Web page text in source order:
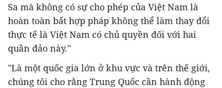
Sa mà không có sự cho phép của Việt Nam là
hoàn toàn bất hợp pháp không thể làm thay đổi
thực tế là Việt Nam có chủ quyền đối với hai
quần đảo này."
"Là một quốc gia lớn ở khu vực và trên thế giới,
chúng tôi cho rằng Trung Quốc cần hành động